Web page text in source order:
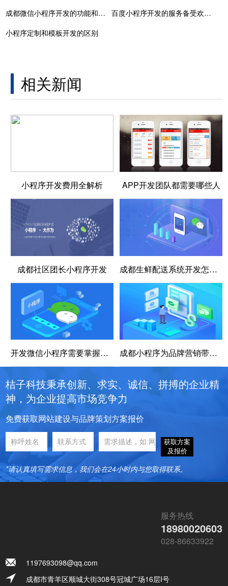
成都微信小程序开发的功能和准备工作
百度小程序开发的服务备受欢迎的理由有哪些？
小程序定制和模板开发的区别
相关新闻
小程序开发费用全解析 APP开发团队都需要哪些人
成都社区团长小程序开发 成都生鲜配送系统开发怎么做?生鲜配送系统的定制方案
开发微信小程序需要掌握的几种编程语言 成都小程序为品牌营销带来的三大机会
桔子科技秉承创新、求实、诚信、拼搏的企业精
神，为企业提高市场竞争力
免费获取网站建设与品牌策划方案报价
获取方案
及报价
*请认真填写需求信息，我们会在24小时内与您取得联系。
服务热线
18980020603
028-86633922
1197693098@qq.com
成都市青羊区顺城大街308号冠城广场16层I号